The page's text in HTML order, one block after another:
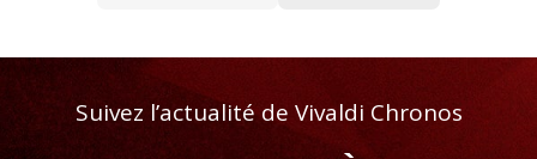
Suivez l’actualité de Vivaldi Chronos